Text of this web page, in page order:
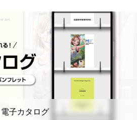
電子カタログ